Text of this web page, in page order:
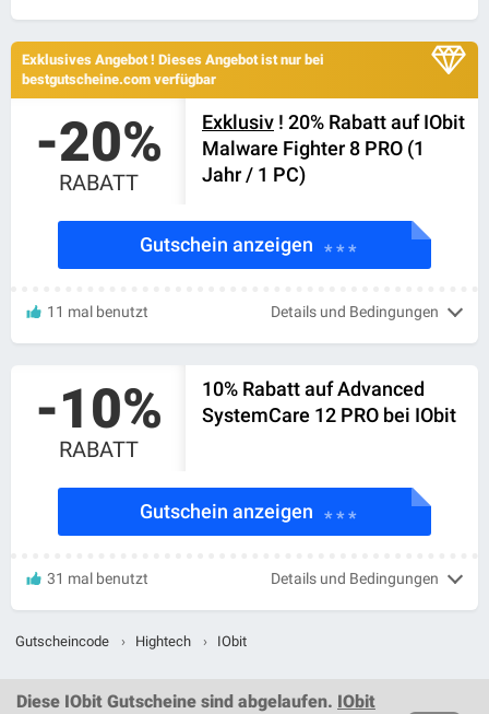
Exklusives Angebot ! Dieses Angebot ist nur bei
bestgutscheine.com verfügbar
-20%
RABATT
Exklusiv ! 20% Rabatt auf IObit
Malware Fighter 8 PRO (1
Jahr / 1 PC)
Gutschein anzeigen * * *
11 mal benutzt Details und Bedingungen
-10%
RABATT
10% Rabatt auf Advanced
SystemCare 12 PRO bei IObit
Gutschein anzeigen * * *
31 mal benutzt Details und Bedingungen
Gutscheincode › Hightech › IObit
Diese IObit Gutscheine sind abgelaufen. IObit